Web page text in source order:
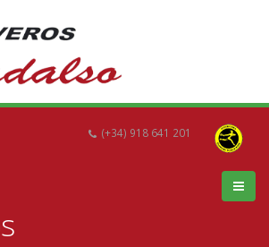
(+34) 918 641 201